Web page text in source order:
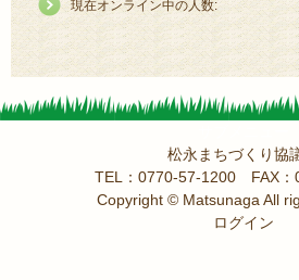
現在オンライン中の人数:
松永まちづくり協
TEL：0770-57-1200 FAX：
Copyright © Matsunaga All
ログイン